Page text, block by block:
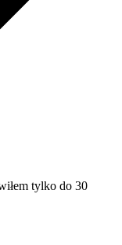
tylko do 30